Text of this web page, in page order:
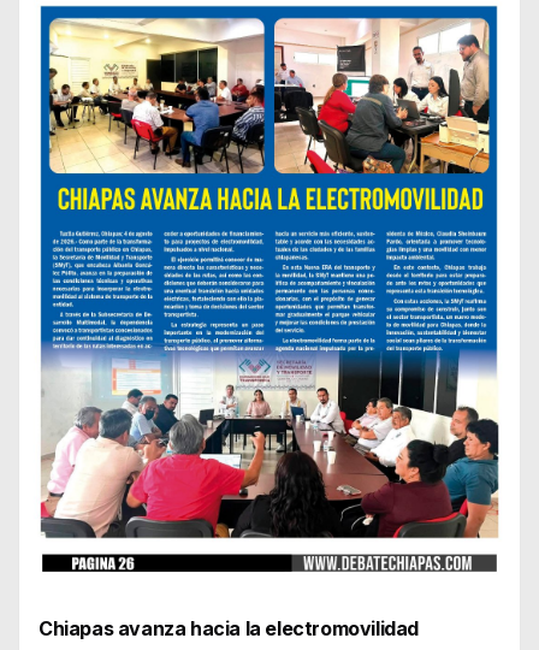
Chiapas avanza hacia la electromovilidad